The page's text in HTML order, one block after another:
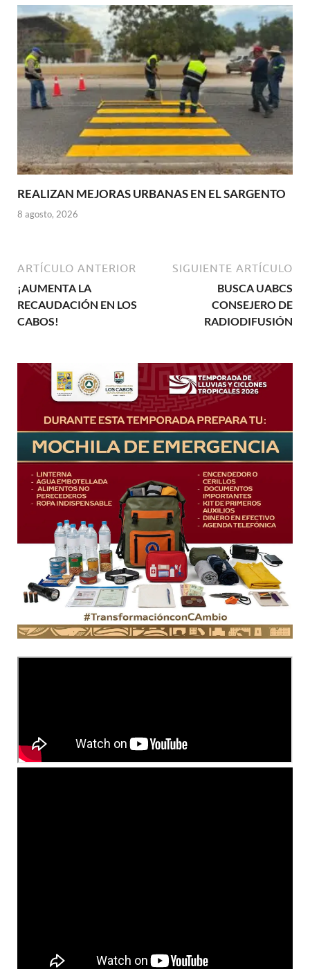
REALIZAN MEJORAS URBANAS EN EL SARGENTO
8 agosto, 2026
ARTÍCULO ANTERIOR
¡AUMENTA LA
RECAUDACIÓN EN LOS
CABOS!
SIGUIENTE ARTÍCULO
BUSCA UABCS
CONSEJERO DE
RADIODIFUSIÓN